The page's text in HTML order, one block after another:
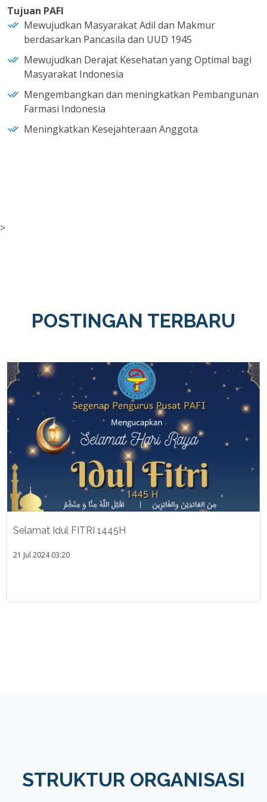
Tujuan PAFI
Mewujudkan Masyarakat Adil dan Makmur
berdasarkan Pancasila dan UUD 1945
Mewujudkan Derajat Kesehatan yang Optimal bagi
Masyarakat Indonesia
Mengembangkan dan meningkatkan Pembangunan
Farmasi Indonesia
Meningkatkan Kesejahteraan Anggota
>
POSTINGAN TERBARU
Selamat Idul FITRI 1445H
21 Jul 2024 03:20
STRUKTUR ORGANISASI